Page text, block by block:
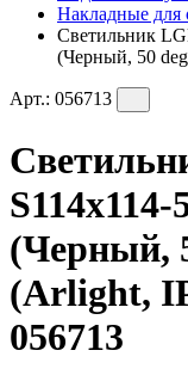
Накладные для
Светильник
(Черный, 50
Арт.: 056713
(Черный,
(Arlight,
056713